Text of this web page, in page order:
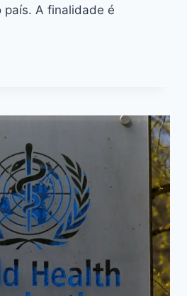
país. A finalidade é